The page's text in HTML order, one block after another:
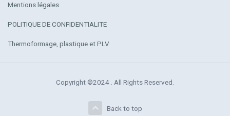
Mentions légales
POLITIQUE DE CONFIDENTIALITE
Thermoformage, plastique et PLV
Copyright ©2024 . All Rights Reserved.
Back to top